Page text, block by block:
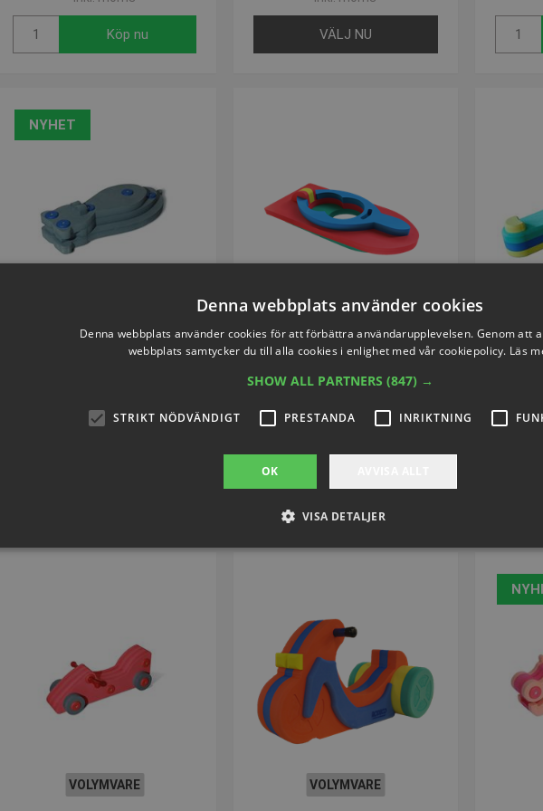
Köp nu VÄLJ NU
NYHET
Skumleksak Dippo | Malmsten
Rodeco Racingbåt i skum
Artikelnummer: P980084
VOLYMVARE VOLYMVARE
Denna webbplats använder cookies
Denna webbplats använder cookies för att förbättra användarupplevelsen. Genom att
webbplats samtycker du till alla cookies i enlighet med vår cookiepolicy. Läs
SHOW ALL PARTNERS (847) →
STRIKT NÖDVÄNDIGT PRESTANDA INRIKTNING
OK
VISA DETALJER
Strikt nödvändiga kakor tillåter kärnwebbplatsfunktioner som användarinloggning och kontohantering.
Utgång
Beskrivning
popup-signup-closed
1 år
Cookie Popup
www.presencosport.se
Session
www.presencosport.se
1 år
CookieScriptConsent
1 månad
Denna cookie används av Cookie-